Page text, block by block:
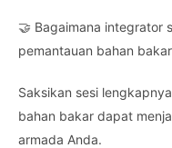
🤝 Bagaimana integrator
pemantauan bahan
Saksikan sesi
bahan bakar dapat
armada Anda.